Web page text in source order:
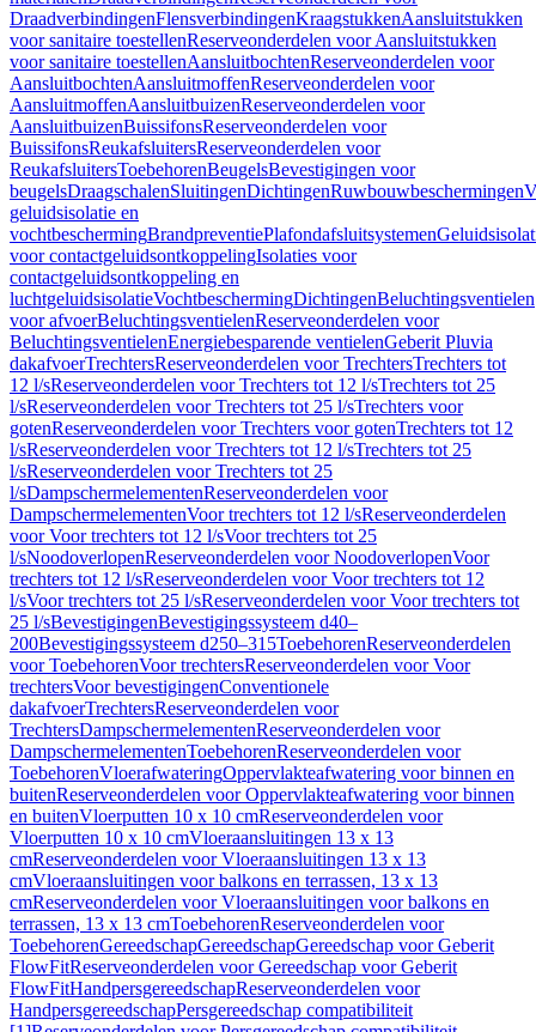
DraadverbindingenFlensverbindingenKraagstukkenAansluitstukken
voor sanitaire toestellenReserveonderdelen voor Aansluitstukken
voor sanitaire toestellenAansluitbochtenReserveonderdelen voor
AansluitbochtenAansluitmoffenReserveonderdelen voor
AansluitmoffenAansluitbuizenReserveonderdelen voor
AansluitbuizenBuissifonsReserveonderdelen voor
BuissifonsReukafsluitersReserveonderdelen voor
ReukafsluitersToebehorenBeugelsBevestigingen voor
beugelsDraagschalenSluitingenDichtingenRuwbouwbeschermingen
geluidsisolatie en
vochtbeschermingBrandpreventiePlafondafsluitsystemen
voor contactgeluidsontkoppelingIsolaties voor
contactgeluidsontkoppeling en
luchtgeluidsisolatieVochtbeschermingDichtingenBeluchtingsventielen
voor afvoerBeluchtingsventielenReserveonderdelen voor
BeluchtingsventielenEnergiebesparende ventielenGeberit Pluvia
dakafvoerTrechtersReserveonderdelen voor TrechtersTrechters tot
12 l/sReserveonderdelen voor Trechters tot 12 l/sTrechters tot 25
l/sReserveonderdelen voor Trechters tot 25 l/sTrechters voor
gotenReserveonderdelen voor Trechters voor gotenTrechters tot 12
l/sReserveonderdelen voor Trechters tot 12 l/sTrechters tot 25
l/sReserveonderdelen voor Trechters tot 25
l/sDampschermelementenReserveonderdelen voor
DampschermelementenVoor trechters tot 12 l/sReserveonderdelen
voor Voor trechters tot 12 l/sVoor trechters tot 25
l/sNoodoverlopenReserveonderdelen voor NoodoverlopenVoor
trechters tot 12 l/sReserveonderdelen voor Voor trechters tot 12
l/sVoor trechters tot 25 l/sReserveonderdelen voor Voor trechters tot
25 l/sBevestigingenBevestigingssysteem d40–
200Bevestigingssysteem d250–315ToebehorenReserveonderdelen
voor ToebehorenVoor trechtersReserveonderdelen voor Voor
trechtersVoor bevestigingenConventionele
dakafvoerTrechtersReserveonderdelen voor
TrechtersDampschermelementenReserveonderdelen voor
DampschermelementenToebehorenReserveonderdelen voor
ToebehorenVloerafwateringOppervlakteafwatering voor binnen en
buitenReserveonderdelen voor Oppervlakteafwatering voor binnen
en buitenVloerputten 10 x 10 cmReserveonderdelen voor
Vloerputten 10 x 10 cmVloeraansluitingen 13 x 13
cmReserveonderdelen voor Vloeraansluitingen 13 x 13
cmVloeraansluitingen voor balkons en terrassen, 13 x 13
cmReserveonderdelen voor Vloeraansluitingen voor balkons en
terrassen, 13 x 13 cmToebehorenReserveonderdelen voor
ToebehorenGereedschapGereedschapGereedschap voor Geberit
FlowFitReserveonderdelen voor Gereedschap voor Geberit
FlowFitHandpersgereedschapReserveonderdelen voor
HandpersgereedschapPersgereedschap compatibiliteit